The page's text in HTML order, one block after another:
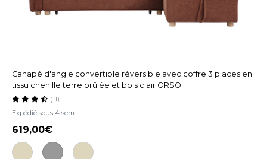
Canapé d'angle convertible réversible avec coffre 3 places en
tissu chenille terre brûlée et bois clair ORSO
Expédié sous 4 sem
(11)
619,00